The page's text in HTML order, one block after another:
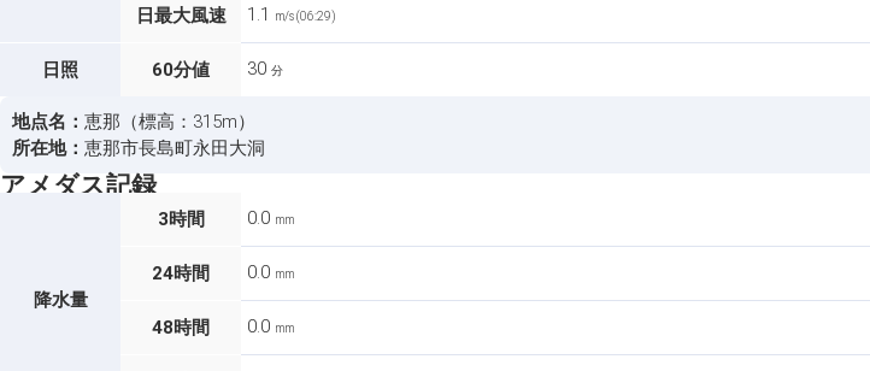
日最大風速 1.1 m/s (06:29)
日照 60分値 30 分
地点名： 恵那（標高：315m）
所在地： 恵那市長島町永田大洞
アメダス記録
降水量
3時間 0.0 mm
24時間 0.0 mm
48時間 0.0 mm